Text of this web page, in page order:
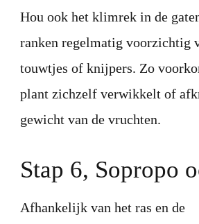
Hou ook het klimrek in de
ranken regelmatig voorzichtig
touwtjes of knijpers. Zo
plant zichzelf verwikkelt of
gewicht van de vruchten.
Stap 6, Sopropo
Afhankelijk van het ras en de